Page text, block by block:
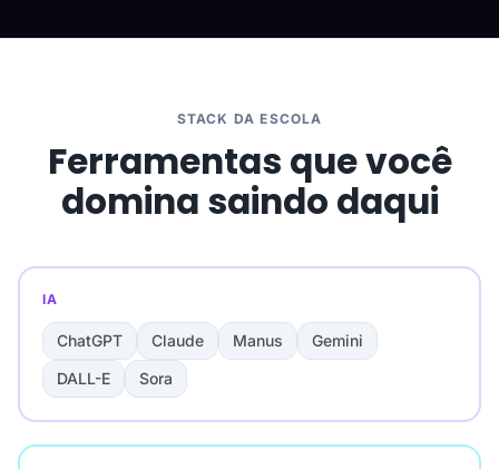
STACK DA ESCOLA
Ferramentas que você
domina saindo daqui
IA
ChatGPT Claude Manus
Gemini
DALL-E
Sora